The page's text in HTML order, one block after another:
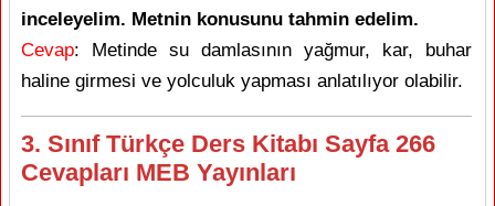
inceleyelim. Metnin konusunu tahmin edelim.
Cevap: Metinde su damlasının yağmur, kar, buhar
haline girmesi ve yolculuk yapması anlatılıyor olabilir.
3. Sınıf Türkçe Ders Kitabı Sayfa 266
Cevapları MEB Yayınları